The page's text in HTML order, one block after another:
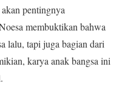
pentingnya
membuktikan bahwa
lalu, tapi juga bagian dari
karya anak bangsa ini